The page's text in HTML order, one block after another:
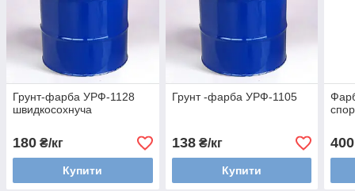
Грунт-фарба УРФ-1128
швидкосохнуча
180 ₴/кг
Купити
Грунт -фарба УРФ-1105
138₴/кг
Купити
400